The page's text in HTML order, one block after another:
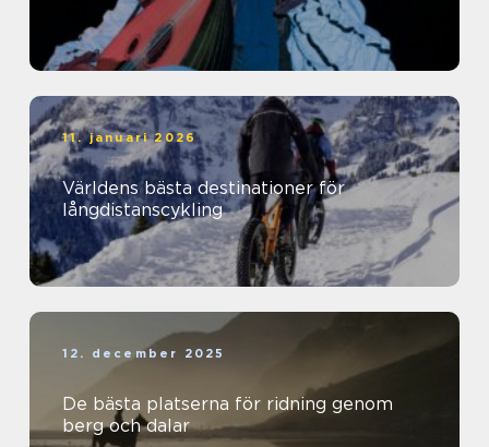
11. januari 2026
Världens bästa destinationer för
långdistanscykling
12. december 2025
De bästa platserna för ridning genom
berg och dalar